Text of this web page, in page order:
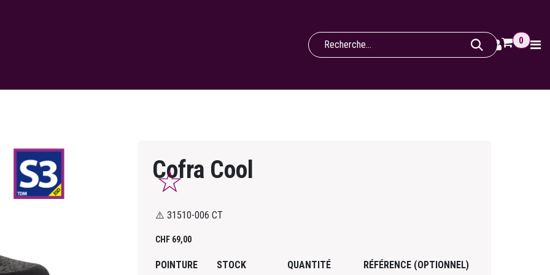
0
Cofra Cool
⚠️ 31510-006 CT
CHF 69,00
POINTURE STOCK QUANTITÉ RÉFÉRENCE (OPTIONNEL)